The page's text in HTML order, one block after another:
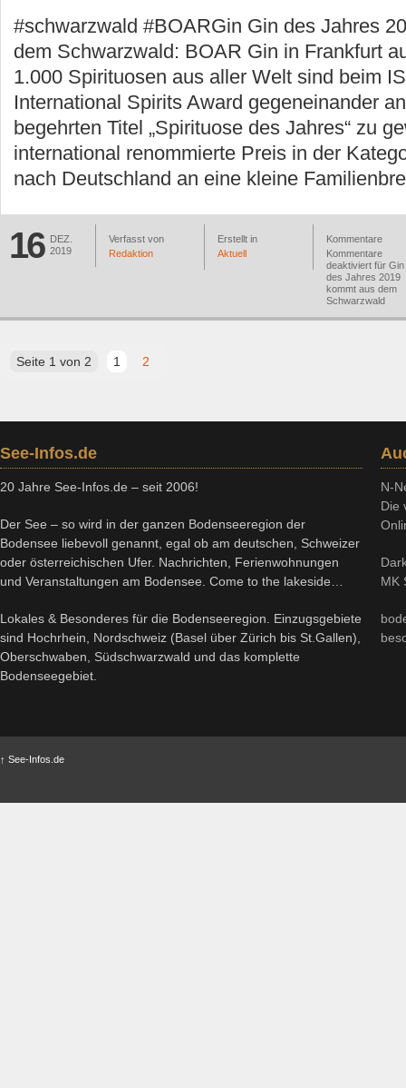
#schwarzwald #BOARGin Gin des Jahres
dem Schwarzwald: BOAR Gin in Frankfurt
1.000 Spirituosen aus aller Welt sind beim
International Spirits Award gegeneinander
begehrten Titel „Spirituose des Jahres“ zu
international renommierte Preis in der
nach Deutschland an eine kleine
16
DEZ.
2019
Verfasst von
Redaktion
Erstellt in
Aktuell
Kommentare
Kommentare
deaktiviert für Gin
des Jahres 2019
kommt aus dem
Schwarzwald
Seite 1 von 2 1 2
See-Infos.de
20 Jahre See-Infos.de – seit 2006!
Der See – so wird in der ganzen Bodenseeregion der
Bodensee liebevoll genannt, egal ob am deutschen, Schweizer
oder österreichischen Ufer. Nachrichten, Ferienwohnungen
und Veranstaltungen am Bodensee. Come to the lakeside…
Lokales & Besonderes für die Bodenseeregion. Einzugsgebiete
sind Hochrhein, Nordschweiz (Basel über Zürich bis St.Gallen),
Oberschwaben, Südschwarzwald und das komplette
Bodenseegebiet.
N-
Die
MK
↑ See-Infos.de